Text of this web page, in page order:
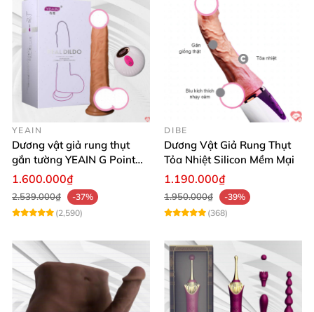
YEAIN
Dương vật giả rung thụt
gắn tường YEAIN G Point
tỏa nhiệt điều khiển từ xa
1.600.000₫
2.539.000₫
-37%
(2,590)
DIBE
Dương Vật Giả Rung Thụt
Tỏa Nhiệt Silicon Mềm Mại
1.190.000₫
1.950.000₫
-39%
(368)